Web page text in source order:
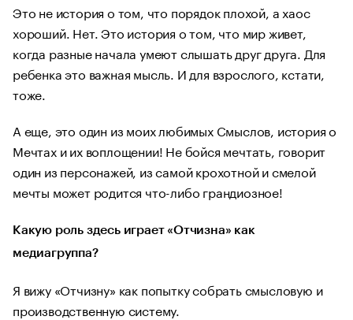
Это не история о том, что порядок плохой, а хаос
хороший. Нет. Это история о том, что мир живет,
когда разные начала умеют слышать друг друга. Для
ребенка это важная мысль. И для взрослого, кстати,
тоже.
А еще, это один из моих любимых Смыслов, история о
Мечтах и их воплощении! Не бойся мечтать, говорит
один из персонажей, из самой крохотной и смелой
мечты может родится что-либо грандиозное!
Какую роль здесь играет «Отчизна» как
медиагруппа?
Я вижу «Отчизну» как попытку собрать смысловую и
производственную систему.